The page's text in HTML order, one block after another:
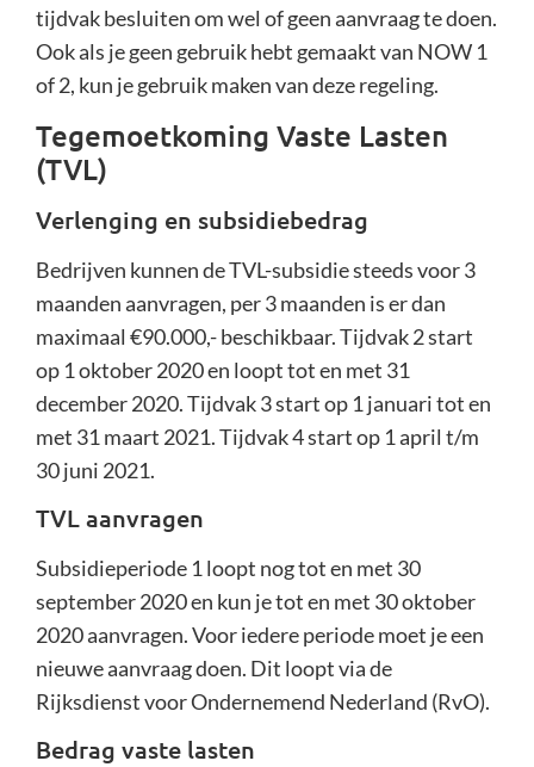
tijdvak besluiten om wel of geen aanvraag te doen.
Ook als je geen gebruik hebt gemaakt van NOW 1
of 2, kun je gebruik maken van deze regeling.
Tegemoetkoming Vaste Lasten
(TVL)
Verlenging en subsidiebedrag
Bedrijven kunnen de TVL-subsidie steeds voor 3
maanden aanvragen, per 3 maanden is er dan
maximaal €90.000,- beschikbaar. Tijdvak 2 start
op 1 oktober 2020 en loopt tot en met 31
december 2020. Tijdvak 3 start op 1 januari tot en
met 31 maart 2021. Tijdvak 4 start op 1 april t/m
30 juni 2021.
TVL aanvragen
Subsidieperiode 1 loopt nog tot en met 30
september 2020 en kun je tot en met 30 oktober
2020 aanvragen. Voor iedere periode moet je een
nieuwe aanvraag doen. Dit loopt via de
Rijksdienst voor Ondernemend Nederland (RvO).
Bedrag vaste lasten